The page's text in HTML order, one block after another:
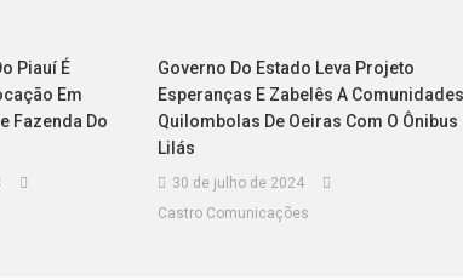
Piauí É
Em
Fazenda Do
Governo Do Estado Leva Projeto
Esperanças E Zabelês A
Quilombolas De Oeiras Com O Ônibus
Lilás
30 de julho de 2024
Castro Comunicações